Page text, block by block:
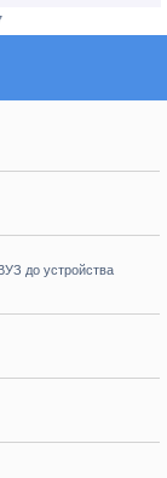
до устройства